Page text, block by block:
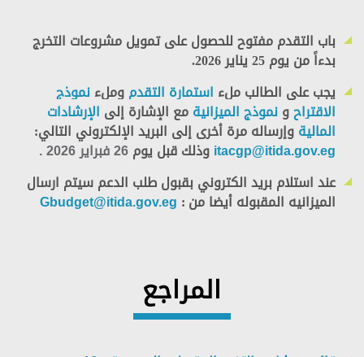
باب التقدم مفتوح للحصول على تمويل مشروعات التخرج
بدءاً من يوم 25 يناير 2026. ​
يجب على الطالب ملء استمارة التقدموملءنموذج
الاقتراحونموذج الميزانيةمع الإشارة إلى الإرشادات
الماليةوإرساله مرة أخرى إلى البريد الإلكتروني التالي:
itacgp@itida.gov.egوذلك قبل يوم26 فبراير 2026 .
عند استلام بريد الكتروني بقبول طلب الدعم سيتم ارسال
الميزانيه المقبوله أيضا من:
Gbudget@itida.gov.eg
المراجع